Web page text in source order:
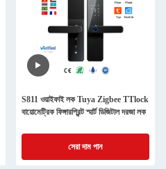
S811 ওয়াইফাই লক Tuya Zigbee TTlock
বায়োমেট্রিক ফিঙ্গারপ্রিন্ট স্মার্ট ডিজিটাল দরজা লক
সেরা দাম পান